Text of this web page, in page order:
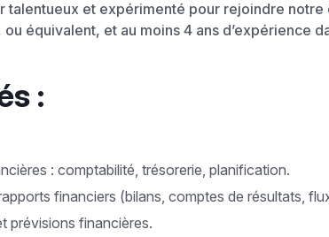
talentueux et expérimenté pour rejoindre notre
équivalent, et au moins 4 ans d’expérience
:
: comptabilité, trésorerie, planification.
financiers (bilans, comptes de résultats,
prévisions financières.